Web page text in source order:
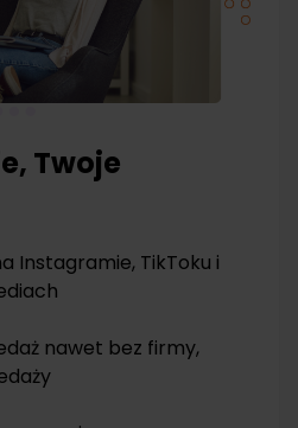
Twoje
Instagramie, TikToku i
nawet bez firmy,